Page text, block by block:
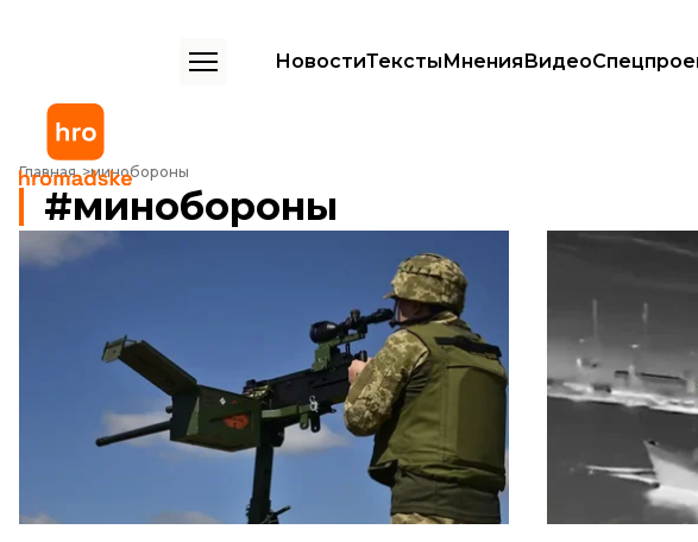
НовостиТекстыМненияВидео
Главная минобороны
минобороны